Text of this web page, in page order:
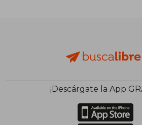
¡Descárgate la App